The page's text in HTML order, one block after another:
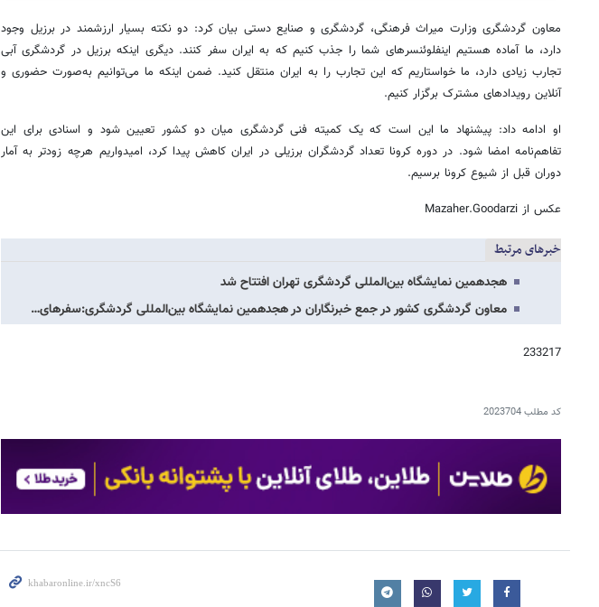
معاون گردشگری وزارت میراث فرهنگی، گردشگری و صنایع دستی بیان کرد: دو نکته بسیار ارزشمند در برزیل وجود
دارد، ما آماده هستیم اینفلوئنسرهای شما را جذب کنیم که به ایران سفر کنند. دیگری اینکه برزیل در گردشگری آبی
تجارب زیادی دارد، ما خواستاریم که این تجارب را به ایران منتقل کنید. ضمن اینکه ما می‌توانیم به‌صورت حضوری و
آنلاین رویدادهای مشترک برگزار کنیم.
او ادامه داد: پیشنهاد ما این است که یک کمیته فنی گردشگری میان دو کشور تعیین شود و اسنادی برای این
تفاهم‌نامه امضا شود. در دوره کرونا تعداد گردشگران برزیلی در ایران کاهش پیدا کرد، امیدواریم هرچه زودتر به آمار
دوران قبل از شیوع کرونا برسیم.
‏عکس از Mazaher.Goodarzi
خبرهای مرتبط
هجدهمین نمایشگاه بین‌المللی گردشگری تهران افتتاح شد
معاون گردشگری کشور در جمع خبرنگاران در هجدهمین نمایشگاه بین‌المللی گردشگری:سفرهای…
233217
کد مطلب2023704